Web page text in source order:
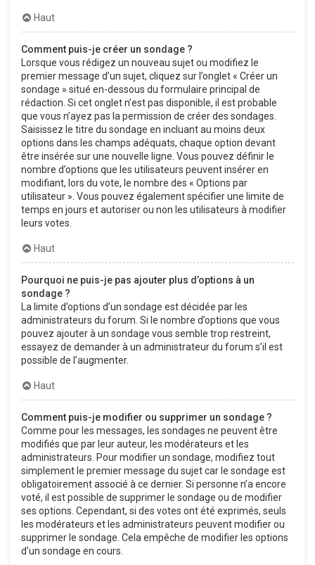
Haut
Comment puis-je créer un sondage ?
Lorsque vous rédigez un nouveau sujet ou modifiez le
premier message d’un sujet, cliquez sur l’onglet « Créer un
sondage » situé en-dessous du formulaire principal de
rédaction. Si cet onglet n’est pas disponible, il est probable
que vous n’ayez pas la permission de créer des sondages.
Saisissez le titre du sondage en incluant au moins deux
options dans les champs adéquats, chaque option devant
être insérée sur une nouvelle ligne. Vous pouvez définir le
nombre d’options que les utilisateurs peuvent insérer en
modifiant, lors du vote, le nombre des « Options par
utilisateur ». Vous pouvez également spécifier une limite de
temps en jours et autoriser ou non les utilisateurs à modifier
leurs votes.
Haut
Pourquoi ne puis-je pas ajouter plus d’options à un
sondage ?
La limite d’options d’un sondage est décidée par les
administrateurs du forum. Si le nombre d’options que vous
pouvez ajouter à un sondage vous semble trop restreint,
essayez de demander à un administrateur du forum s’il est
possible de l’augmenter.
Haut
Comment puis-je modifier ou supprimer un sondage ?
Comme pour les messages, les sondages ne peuvent être
modifiés que par leur auteur, les modérateurs et les
administrateurs. Pour modifier un sondage, modifiez tout
simplement le premier message du sujet car le sondage est
obligatoirement associé à ce dernier. Si personne n’a encore
voté, il est possible de supprimer le sondage ou de modifier
ses options. Cependant, si des votes ont été exprimés, seuls
les modérateurs et les administrateurs peuvent modifier ou
supprimer le sondage. Cela empêche de modifier les options
d’un sondage en cours.